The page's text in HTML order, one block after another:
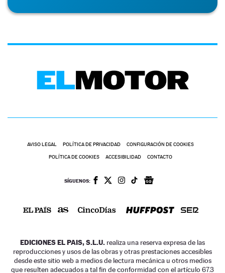
AVISO LEGAL POLÍTICA DE PRIVACIDAD CONFIGURACIÓN DE COOKIES
POLÍTICA DE COOKIES ACCESIBILIDAD CONTACTO
SÍGUENOS:
EDICIONES EL PAIS, S.L.U. realiza una reserva expresa de las
reproducciones y usos de las obras y otras prestaciones accesibles
desde este sitio web a medios de lectura mecánica u otros medios
que resulten adecuados a tal fin de conformidad con el artículo 67.3